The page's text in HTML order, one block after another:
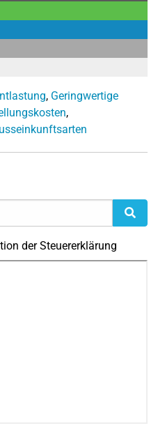
, Geringwertige
,
der Steuererklärung